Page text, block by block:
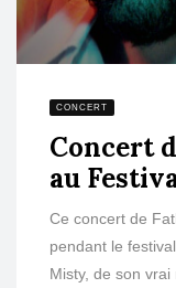
CONCERT
Concert
au
Ce concert de
pendant le
Misty, de son vrai